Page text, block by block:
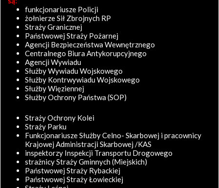
funkcjonariusze Policji
żołnierze Sił Zbrojnych RP
Straży Granicznej
Państwowej Straży Pożarnej
Agencji Bezpieczeństwa Wewnętrznego
Centralnego Biura Antykorupcyjnego
Agencji Wywiadu
Służby Wywiadu Wojskowego
Służby Kontrwywiadu Wojskowego
Służby Więziennej
Służby Ochrony Państwa (SOP)
Straży Ochrony Kolei
Straży Parku
Funkcjonariusze Służby Celno- Skarbowej i pracownicy
Krajowej Administracji Skarbowej /KAS
inspektorzy Inspekcji Transportu Drogowego
strażnicy Straży Gminnych (Miejskich)
Państwowej Straży Rybackiej
Państwowej Straży Łowieckiej